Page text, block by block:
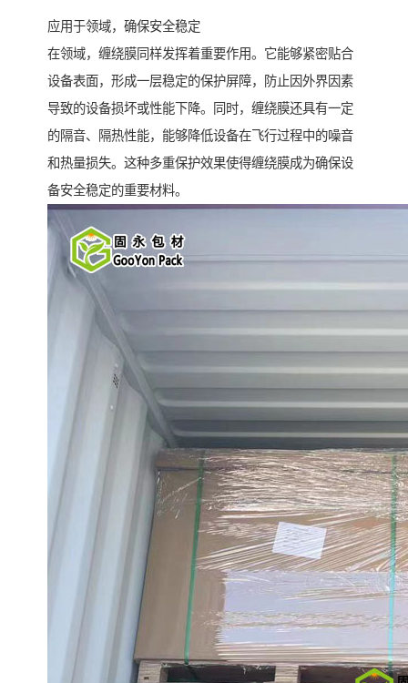
应用于领域，确保安全稳定
在领域，缠绕膜同样发挥着重要作用。它能够紧密贴合
设备表面，形成一层稳定的保护屏障，防止因外界因素
导致的设备损坏或性能下降。同时，缠绕膜还具有一定
的隔音、隔热性能，能够降低设备在飞行过程中的噪音
和热量损失。这种多重保护效果使得缠绕膜成为确保设
备安全稳定的重要材料。